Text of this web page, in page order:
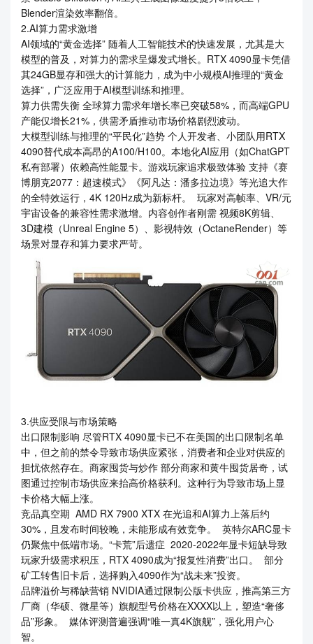
Blender渲染效率翻倍。
2.AI算力需求激增
AI领域的“黄金选择” 随着人工智能技术的快速发展，尤其是大
模型的普及，对算力的需求呈爆发式增长。RTX 4090显卡凭借
其24GB显存和强大的计算能力，成为中小规模AI推理的“黄金
选择”，广泛应用于AI模型训练和推理。
算力供需失衡 全球算力需求年增长率已突破58%，而高端GPU
产能仅增长21%，供需矛盾推动市场价格剧烈波动。
大模型训练与推理的“平民化”趋势 个人开发者、小团队用RTX
4090替代成本高昂的A100/H100。本地化AI应用（如ChatGPT
私有部署）依赖高性能显卡。游戏玩家追求极致体验 支持《赛
博朋克2077：超速模式》《阿凡达：潘多拉边境》等光追大作
的全特效运行，4K 120Hz成为新标杆。 玩家对高帧率、VR/元
宇宙设备的兼容性需求激增。内容创作者刚需 视频8K剪辑、
3D建模（Unreal Engine 5）、影视特效（OctaneRender）等
场景对显存和算力要求严苛。
3.供应受限与市场策略
出口限制影响 尽管RTX 4090显卡已不在美国的出口限制名单
中，但之前的禁令导致市场供应紧张，消费者和企业对供应的
担忧依然存在。商家囤货与炒作 部分商家和黄牛囤货居奇，试
图通过控制市场供应来抬高价格获利。这种行为导致市场上显
卡价格大幅上涨。
竞品真空期 AMD RX 7900 XTX 在光追和AI算力上落后约
30%，且发布时间较晚，未能形成有效竞争。 英特尔ARC显卡
仍聚焦中低端市场。“卡荒”后遗症 2020-2022年显卡短缺导致
玩家升级需求积压，RTX 4090成为“报复性消费”出口。 部分
矿工转售旧卡后，选择购入4090作为“战未来”投资。
品牌溢价与稀缺营销 NVIDIA通过限制公版卡供应，推高第三方
厂商（华硕、微星等）旗舰型号价格在XXXX以上，塑造“奢侈
品”形象。 媒体评测普遍强调“唯一真4K旗舰”，强化用户心
智。